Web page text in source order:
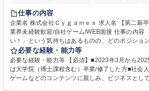
住宅手当あり
交通費支給
土日祝休み 服装自由 昼食補助
食事補助あり
仕事の内容
企業名 株式会社Ｃｙｇａｍｅｓ 求人名 【第二新卒オープンポジション】
業界未経験歓迎/自社ゲーム/WEB面接 仕事の内容 「ゲーム業界で働きた
い！」という気持ちはあるものの、どのポジショ
しているか悩んでいる方が対象となります！ 総合職（プランナー/データ
アナリストなど）、技術職（開発エンジニ ア/イ
ど）、デザイン職（デザイナー/イラストレ ータ
ご希望と適正にマッチしたポジションをご案内い
必要な経験・能力等
必要な経験・能力等 【必須】■2023年3月から
は大学院（博士課程含む）卒業/修了した方■社会
ゲームなどのコンテンツに親しみ、ビジネスとして興味